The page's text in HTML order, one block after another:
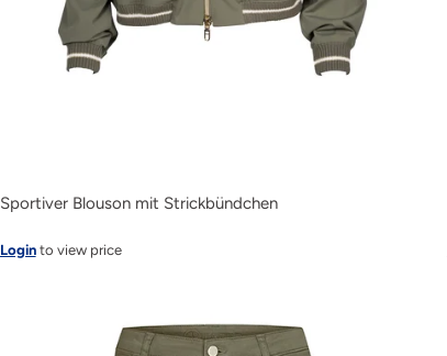
Sportiver Blouson mit Strickbündchen
Loginto view price